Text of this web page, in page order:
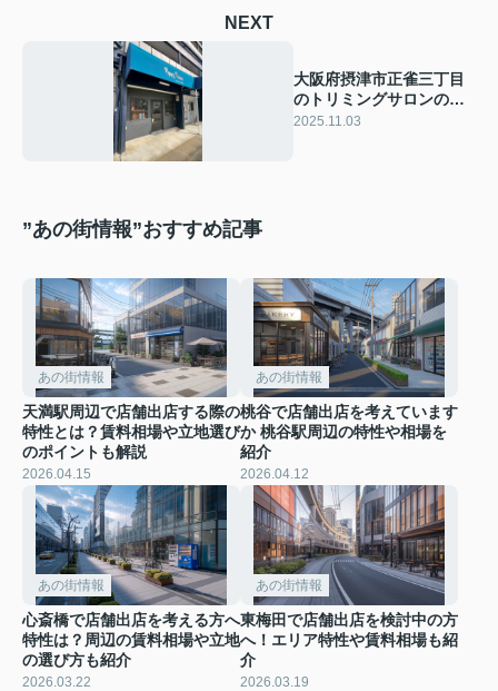
NEXT
大阪府摂津市正雀三丁目
のトリミングサロンの居
抜き物件をお預かりしま
2025.11.03
”あの街情報”おすすめ記事
あの街情報
天満駅周辺で店舗出店する際の
特性とは？賃料相場や立地選び
のポイントも解説
2026.04.15
あの街情報
桃谷で店舗出店を考えています
か 桃谷駅周辺の特性や相場を
紹介
2026.04.12
あの街情報
心斎橋で店舗出店を考える方へ
特性は？周辺の賃料相場や立地
の選び方も紹介
2026.03.22
あの街情報
東梅田で店舗出店を検討中の方
へ！エリア特性や賃料相場も紹
介
2026.03.19